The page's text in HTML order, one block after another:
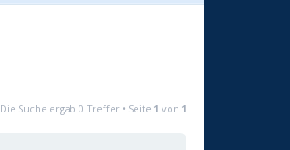
Die Suche ergab 0 Treffer • Seite 1 von 1